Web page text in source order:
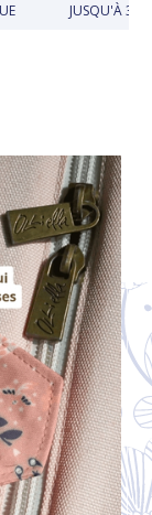
JUSQU'À 30